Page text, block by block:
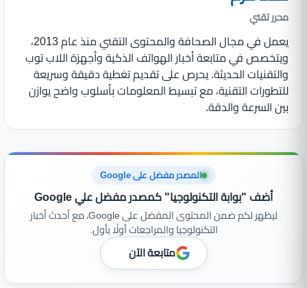
محرر تقني
يعمل في مجال الصحافة والمحتوى التقني منذ عام 2013،
ويتخصص في متابعة أخبار الهواتف الذكية وأجهزة اللاب توب
والتقنيات الحديثة. يحرص على تقديم تغطية دقيقة وسريعة
للتطورات التقنية، مع تبسيط المعلومات بأسلوب واضح يوازن
بين السرعة والدقة.
المصدر مفضل على Google
أضف "بوابة التكنولوجيا" كمصدر مفضل علي Google
ليظهر لكم ضمن المحتوى المفضل على Google، مع أحدث أخبار
التكنولوجيا والمراجعات أولًا بأول.
متابعة الآن